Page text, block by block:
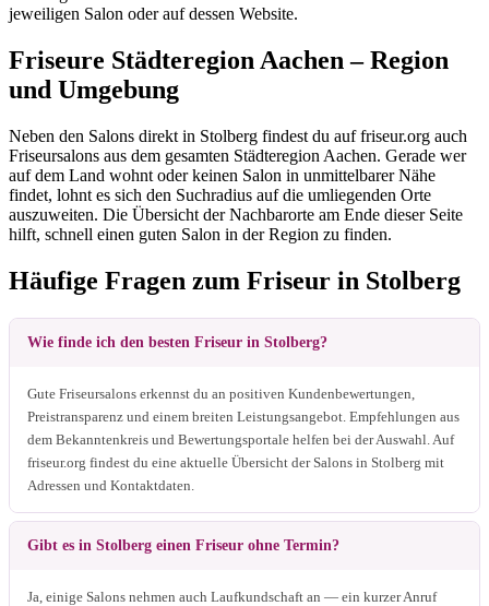
jeweiligen Salon oder auf dessen Website.
Friseure Städteregion Aachen – Region
und Umgebung
Neben den Salons direkt in Stolberg findest du auf friseur.org auch
Friseursalons aus dem gesamten Städteregion Aachen. Gerade wer
auf dem Land wohnt oder keinen Salon in unmittelbarer Nähe
findet, lohnt es sich den Suchradius auf die umliegenden Orte
auszuweiten. Die Übersicht der Nachbarorte am Ende dieser Seite
hilft, schnell einen guten Salon in der Region zu finden.
Häufige Fragen zum Friseur in Stolberg
Wie finde ich den besten Friseur in Stolberg?
Gute Friseursalons erkennst du an positiven Kundenbewertungen,
Preistransparenz und einem breiten Leistungsangebot. Empfehlungen aus
dem Bekanntenkreis und Bewertungsportale helfen bei der Auswahl. Auf
friseur.org findest du eine aktuelle Übersicht der Salons in Stolberg mit
Adressen und Kontaktdaten.
Gibt es in Stolberg einen Friseur ohne Termin?
Ja, einige Salons nehmen auch Laufkundschaft an — ein kurzer Anruf